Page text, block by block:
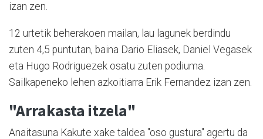
izan zen.
12 urtetik beherakoen mailan, lau lagunek berdindu
zuten 4,5 puntutan, baina Dario Eliasek, Daniel Vegasek
eta Hugo Rodriguezek osatu zuten podiuma.
Sailkapeneko lehen azkoitiarra Erik Fernandez izan zen.
"Arrakasta itzela"
Anaitasuna Kakute xake taldea "oso gustura" agertu da